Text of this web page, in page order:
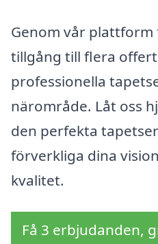
Genom vår plattform
tillgång till flera
professionella
närområde. Låt oss
den perfekta
förverkliga dina
kvalitet.
Få 3 erbjudanden,